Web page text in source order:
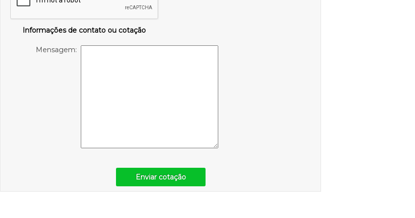
Informações de contato ou cotação
Mensagem:
Enviar cotação